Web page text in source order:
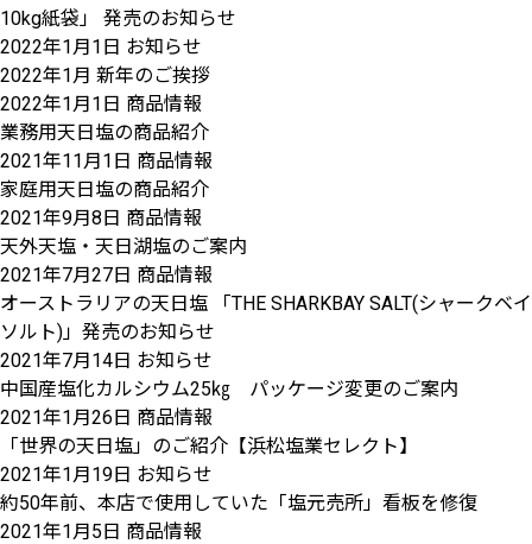
10kg紙袋」 発売のお知らせ
2022年1月1日 お知らせ
2022年1月 新年のご挨拶
2022年1月1日 商品情報
業務用天日塩の商品紹介
2021年11月1日 商品情報
家庭用天日塩の商品紹介
2021年9月8日 商品情報
天外天塩・天日湖塩のご案内
2021年7月27日 商品情報
オーストラリアの天日塩 「THE SHARKBAY SALT(シャークベイ
ソルト)」発売のお知らせ
2021年7月14日 お知らせ
中国産塩化カルシウム25㎏ パッケージ変更のご案内
2021年1月26日 商品情報
「世界の天日塩」のご紹介【浜松塩業セレクト】
2021年1月19日 お知らせ
約50年前、本店で使用していた「塩元売所」看板を修復
2021年1月5日 商品情報